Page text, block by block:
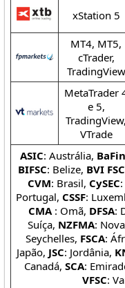
Gráfico
xStation 5
MT4, MT5,
cTrader,
TradingView
MetaTrader
e 5,
TradingView,
VTrade
ASIC: Austrália, BaFin
BIFSC: Belize, BVI FSC
CVM: Brasil, CySEC
Portugal, CSSF:
CMA: Omã, DFSA:
Suíça, NZFMA:
Seychelles, FSCA:
Japão, JSC: Jordânia,
Canadá,SCA:
VFSC: